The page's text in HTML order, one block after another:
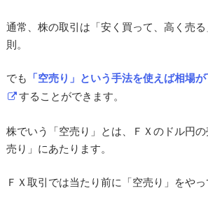
通常、株の取引は「安く買って、高く売
則。
でも 「空売り」という手法を使えば相場
することができます。
株でいう「空売り」とは、ＦＸのドル円
売り」にあたります。
ＦＸ取引では当たり前に「空売り」をやっ